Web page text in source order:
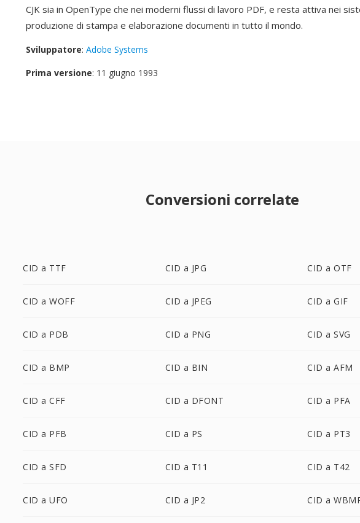
CJK sia in OpenType che nei moderni flussi di lavoro PDF, e resta attiva nei
produzione di stampa e elaborazione documenti in tutto il mondo.
Sviluppatore: Adobe Systems
Prima versione: 11 giugno 1993
Conversioni correlate
CID a TTF CID a JPG CID a OTF
CID a WOFF CID a JPEG CID a GIF
CID a PDB CID a PNG CID a SVG
CID a BMP CID a BIN CID a AFM
CID a CFF CID a DFONT CID a PFA
CID a PFB CID a PS CID a PT3
CID a SFD CID a T11 CID a T42
CID a UFO CID a JP2 CID a